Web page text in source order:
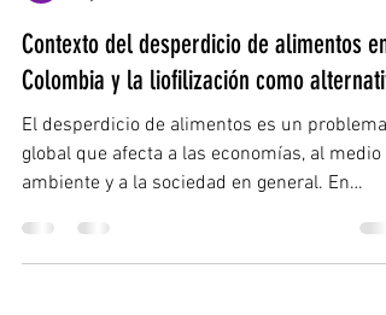
Marco Aguilera
29 jun 2024
4 min de lectura
Contexto del desperdicio de alimentos en
Colombia y la liofilización como
global que afecta a las economías, al medio
ambiente y a la sociedad en general. En